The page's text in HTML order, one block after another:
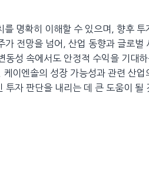
명확히 이해할 수 있으며, 향후 투
전망을 넘어, 산업 동향과 글로벌
성 속에서도 안정적 수익을 기대
이엔솔의 성장 가능성과 관련 산업
자 판단을 내리는 데 큰 도움이 될